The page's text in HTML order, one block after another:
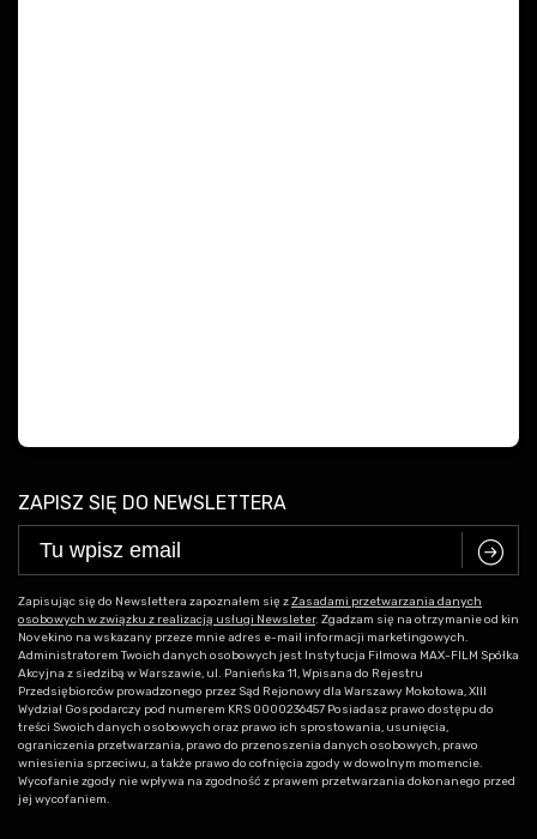
ZAPISZ SIĘ DO NEWSLETTERA
C
Zapisując się do Newslettera zapoznałem się zZasadami przetwarzania danych
osobowych w związku z realizacją usługi Newsleter. Zgadzam się na otrzymanie od kin
Novekino na wskazany przeze mnie adres e-mail informacji marketingowych.
Administratorem Twoich danych osobowych jest Instytucja Filmowa MAX-FILM Spółka
Akcyjna z siedzibą w Warszawie, ul. Panieńska 11, Wpisana do Rejestru
Przedsiębiorców prowadzonego przez Sąd Rejonowy dla Warszawy Mokotowa, XIII
Wydział Gospodarczy pod numerem KRS 0000236457 Posiadasz prawo dostępu do
treści Swoich danych osobowych oraz prawo ich sprostowania, usunięcia,
ograniczenia przetwarzania, prawo do przenoszenia danych osobowych, prawo
wniesienia sprzeciwu, a także prawo do cofnięcia zgody w dowolnym momencie.
Wycofanie zgody nie wpływa na zgodność z prawem przetwarzania dokonanego przed
jej wycofaniem.